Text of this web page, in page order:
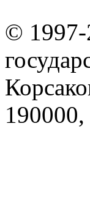
© 1997-
190000,